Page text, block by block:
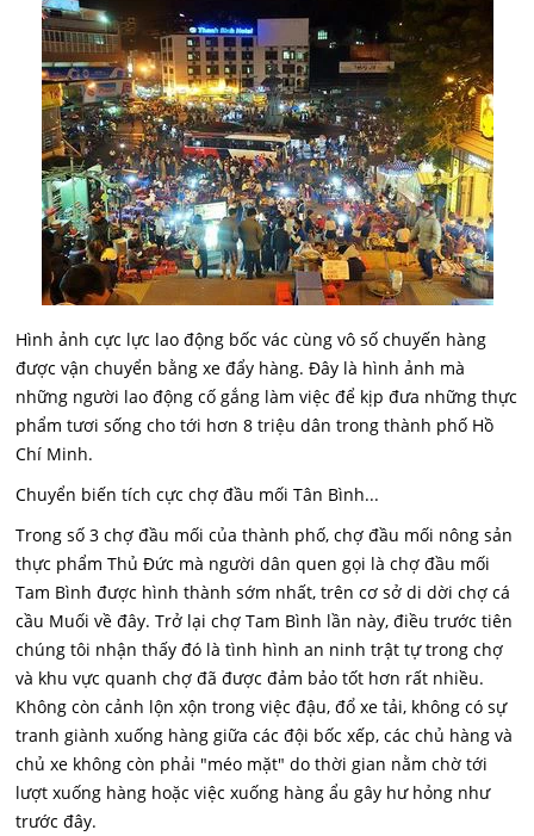
Hình ảnh cực lực lao động bốc vác cùng vô số chuyến hàng
được vận chuyển bằngxe đẩy hàng. Đây là hình ảnh mà
những người lao động cố gắng làm việc để kịp đưa những thực
phẩm tươi sống cho tới hơn 8 triệu dân trong thành phố Hồ
Chí Minh.
Chuyển biến tích cực chợ đầu mối Tân Bình...
Trong số 3 chợ đầu mối của thành phố, chợ đầu mối nông sản
thực phẩm Thủ Đức mà người dân quen gọi là chợ đầu mối
Tam Bình được hình thành sớm nhất, trên cơ sở di dời chợ cá
cầu Muối về đây. Trở lại chợ Tam Bình lần này, điều trước tiên
chúng tôi nhận thấy đó là tình hình an ninh trật tự trong chợ
và khu vực quanh chợ đã được đảm bảo tốt hơn rất nhiều.
Không còn cảnh lộn xộn trong việc đậu, đổ xe tải, không có sự
tranh giành xuống hàng giữa các đội bốc xếp, các chủ hàng và
chủ xe không còn phải "méo mặt" do thời gian nằm chờ tới
lượt xuống hàng hoặc việc xuống hàng ẩu gây hư hỏng như
trước đây.